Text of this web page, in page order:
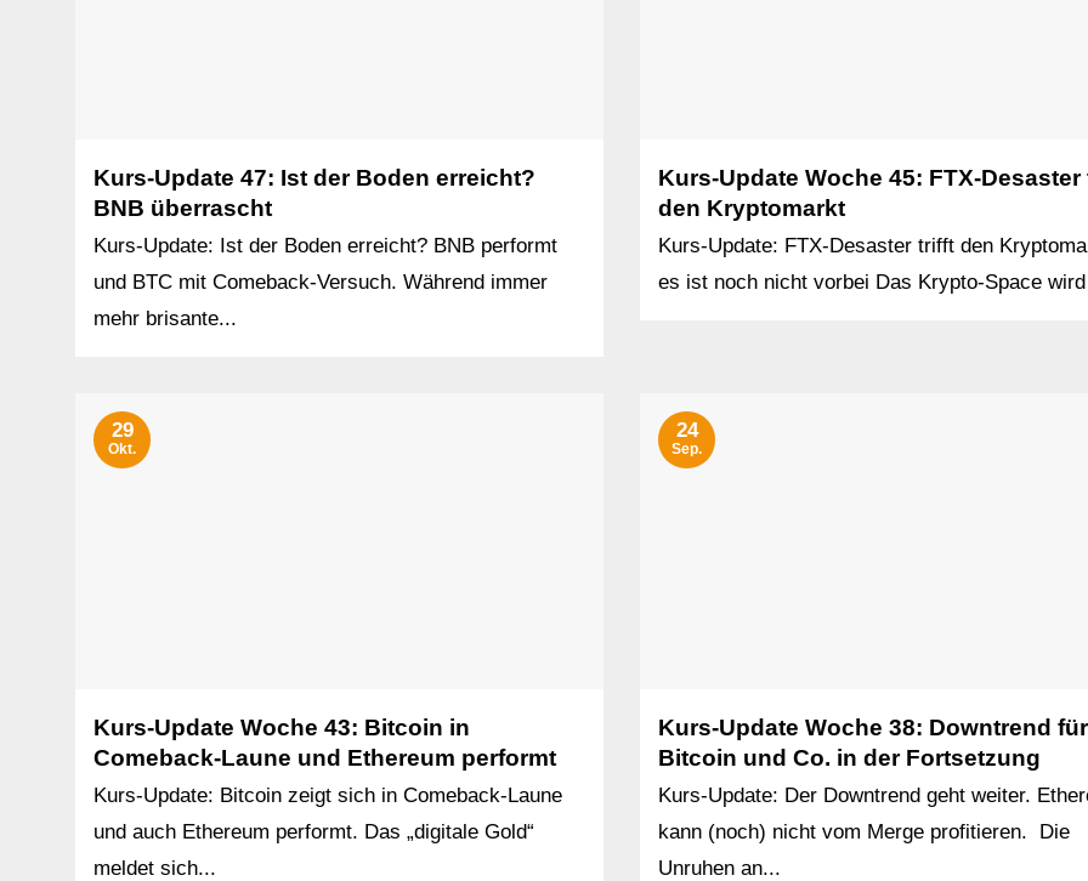
Kurs-Update 47: Ist der Boden erreicht?
BNB überrascht
Kurs-Update: Ist der Boden erreicht? BNB performt
und BTC mit Comeback-Versuch. Während immer
mehr brisante...
Kurs-Update Woche 45: FTX-Desaster
den Kryptomarkt
Kurs-Update: FTX-Desaster trifft den
es ist noch nicht vorbei Das Krypto-Space
Kurs-Update Woche 43: Bitcoin in
Comeback-Laune und Ethereum performt
Kurs-Update: Bitcoin zeigt sich in Comeback-Laune
und auch Ethereum performt. Das „digitale Gold“
meldet sich...
29
Okt.
Kurs-Update Woche 38: Downtrend für
Bitcoin und Co. in der Fortsetzung
Kurs-Update: Der Downtrend geht weiter.
kann (noch) nicht vom Merge profitieren. Die
Unruhen an...
24
Sep.